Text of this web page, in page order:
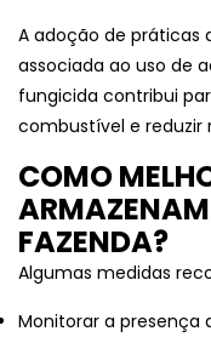
A adoção de práticas
associada ao uso de
fungicida contribui
combustível e reduzir
COMO
FAZENDA?
Algumas medidas
Monitorar a presença